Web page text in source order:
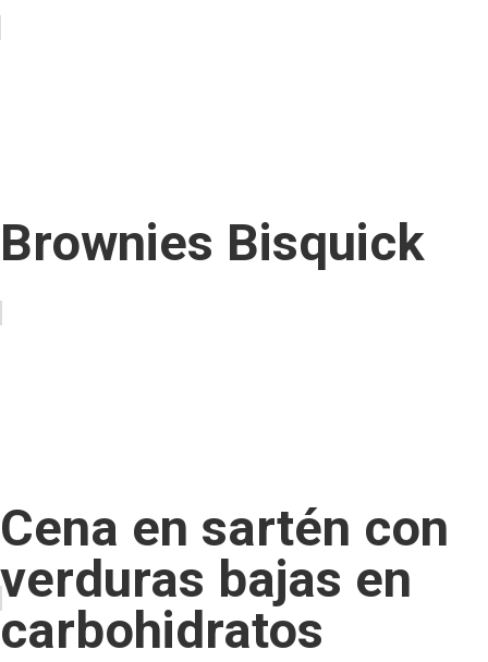
Brownies Bisquick
Cena en sartén con
verduras bajas en
carbohidratos